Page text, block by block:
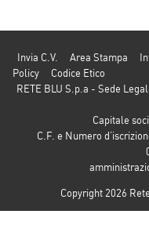
Invia C.V. Area Stampa
Policy
Codice Etico
RETE BLU S.p.a - Sede
Capitale
C.F. e Numero
Copyright 2026